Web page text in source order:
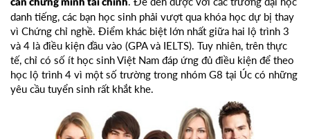
cần chứng minh tài chính
danh tiếng, các bạn học sinh phải vượt qua khóa học dự bị thay
vì Chứng chỉ nghề. Điểm khác biệt lớn nhất giữa hai lộ trình 3
và 4 là điều kiện đầu vào (GPA và IELTS). Tuy nhiên, trên thực
tế, chỉ có số ít học sinh Việt Nam đáp ứng đủ điều kiện để theo
học lộ trình 4 vì một số trường trong nhóm G8 tại Úc có những
yêu cầu tuyển sinh rất khắt khe.